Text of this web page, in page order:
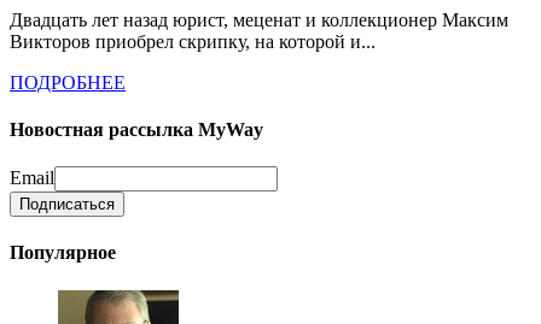
Двадцать лет назад юрист, меценат и коллекционер Максим
Викторов приобрел скрипку, на которой и...
ПОДРОБНЕЕ
Новостная рассылка MyWay
Email
Популярное